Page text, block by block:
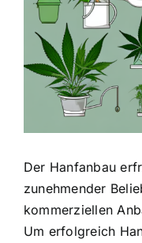
Der Hanfanbau
zunehmender
kommerziellen
Um erfolgreich